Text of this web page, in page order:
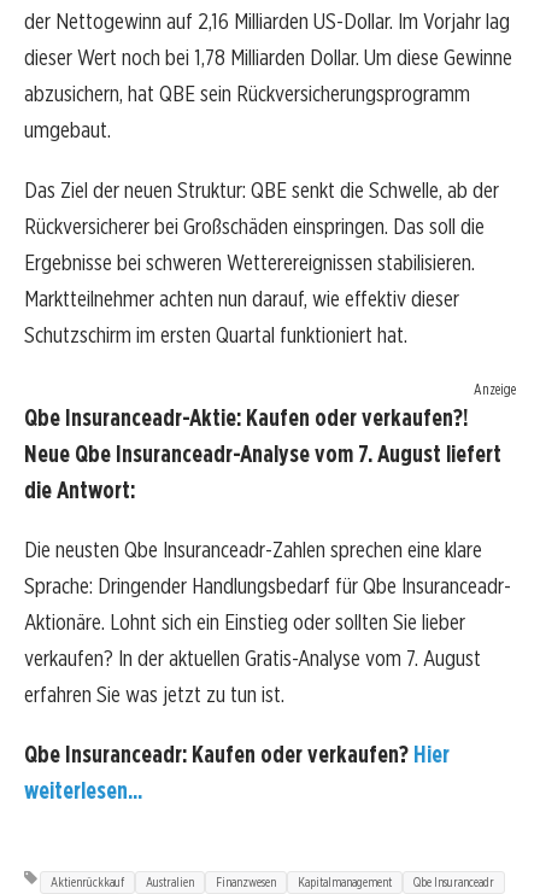
der Nettogewinn auf 2,16 Milliarden US-Dollar. Im Vorjahr lag
dieser Wert noch bei 1,78 Milliarden Dollar. Um diese Gewinne
abzusichern, hat QBE sein Rückversicherungsprogramm
umgebaut.
Das Ziel der neuen Struktur: QBE senkt die Schwelle, ab der
Rückversicherer bei Großschäden einspringen. Das soll die
Ergebnisse bei schweren Wetterereignissen stabilisieren.
Marktteilnehmer achten nun darauf, wie effektiv dieser
Schutzschirm im ersten Quartal funktioniert hat.
Anzeige
Qbe Insuranceadr-Aktie: Kaufen oder verkaufen?!
Neue Qbe Insuranceadr-Analyse vom 7. August liefert
die Antwort:
Die neusten Qbe Insuranceadr-Zahlen sprechen eine klare
Sprache: Dringender Handlungsbedarf für Qbe Insuranceadr-
Aktionäre. Lohnt sich ein Einstieg oder sollten Sie lieber
verkaufen? In der aktuellen Gratis-Analyse vom 7. August
erfahren Sie was jetzt zu tun ist.
Qbe Insuranceadr: Kaufen oder verkaufen? Hier
weiterlesen...
Aktienrückkauf Australien Finanzwesen Kapitalmanagement
Qbe Insuranceadr